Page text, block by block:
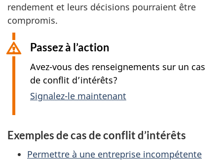
rendement et leurs décisions pourraient être
compromis.
Passez à l’action
Avez-vous des renseignements sur un cas
de conflit d’intérêts?
Signalez-le maintenant
Exemples de cas de conflit d’intérêts
Permettre à une entreprise incompétente